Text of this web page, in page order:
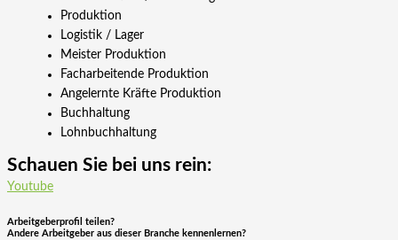
Produktion
Logistik / Lager
Meister Produktion
Facharbeitende Produktion
Angelernte Kräfte Produktion
Buchhaltung
Lohnbuchhaltung
Schauen Sie bei uns rein:
Youtube
Arbeitgeberprofil teilen?
Andere Arbeitgeber aus dieser Branche kennenlernen?